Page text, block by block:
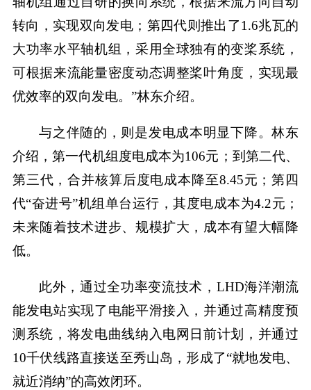
转向，实现双向发电；第四代则推出了1.6兆瓦的
大功率水平轴机组，采用全球独有的变桨系统，
可根据来流能量密度动态调整桨叶角度，实现最
优效率的双向发电。”林东介绍。
与之伴随的，则是发电成本明显下降。林东
介绍，第一代机组度电成本为106元；到第二代、
第三代，合并核算后度电成本降至8.45元；第四
代“奋进号”机组单台运行，其度电成本为4.2元；
未来随着技术进步、规模扩大，成本有望大幅降
低。
此外，通过全功率变流技术，LHD海洋潮流
能发电站实现了电能平滑接入，并通过高精度预
测系统，将发电曲线纳入电网日前计划，并通过
10千伏线路直接送至秀山岛，形成了“就地发电、
就近消纳”的高效闭环。